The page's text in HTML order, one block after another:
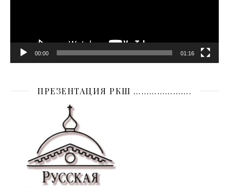
00:00 01:16
ПРЕЗЕНТАЦИЯ РКШ ………………….